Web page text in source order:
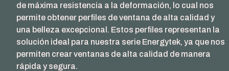
de máxima resistencia a la deformación, lo cual nos
permite obtener perfiles de ventana de alta calidad y
una belleza excepcional. Estos perfiles representan la
solución ideal para nuestra serie Energytek, ya que nos
permiten crear ventanas de alta calidad de manera
rápida y segura.